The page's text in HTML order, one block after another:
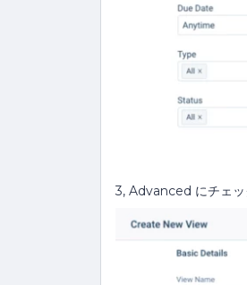
3, Advanced にチェッ